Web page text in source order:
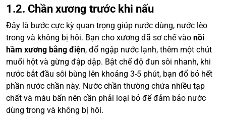
1.2. Chần xương trước khi nấu
Đây là bước cực kỳ quan trọng giúp nước dùng, nước lèo
trong và không bị hôi. Bạn cho xương đã sơ chế vào nồi
hầm xương bằng điện, đổ ngập nước lạnh, thêm một chút
muối hột và gừng đập dập. Bật chế độ đun sôi nhanh, khi
nước bắt đầu sôi bùng lên khoảng 3-5 phút, bạn đổ bỏ hết
phần nước chần này. Nước chần thường chứa nhiều tạp
chất và máu bẩn nên cần phải loại bỏ để đảm bảo nước
dùng trong và không bị hôi.